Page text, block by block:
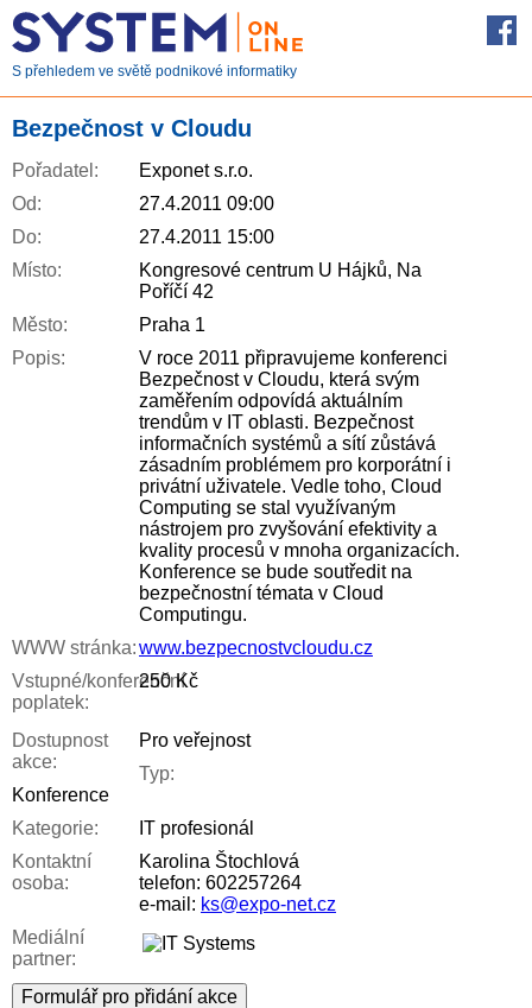
S přehledem ve světě podnikové informatiky
Bezpečnost v Cloudu
Pořadatel:
Exponet s.r.o.
Od:
27.4.2011 09:00
Do:
27.4.2011 15:00
Místo:
Kongresové centrum U Hájků, Na
Poříčí 42
Město:
Praha 1
Popis:
V roce 2011 připravujeme konferenci
Bezpečnost v Cloudu, která svým
zaměřením odpovídá aktuálním
trendům v IT oblasti. Bezpečnost
informačních systémů a sítí zůstává
zásadním problémem pro korporátní i
privátní uživatele. Vedle toho, Cloud
Computing se stal využívaným
nástrojem pro zvyšování efektivity a
kvality procesů v mnoha organizacích.
Konference se bude soutředit na
bezpečnostní témata v Cloud
Computingu.
WWW stránka:www.bezpecnostvcloudu.cz
Vstupné/konferenční
poplatek:
250 Kč
Dostupnost
akce:
Pro veřejnost
Typ:
Konference
Kategorie:
IT profesionál
Kontaktní
osoba:
Karolina Štochlová
telefon: 602257264
e-mail: ks@expo-net.cz
Mediální
partner:
Formulář pro přidání akce